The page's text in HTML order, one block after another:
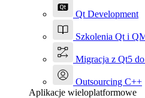
Qt Development
Szkolenia Qt i
Migracja z Qt5
Outsourcing C++
Aplikacje wieloplatformowe